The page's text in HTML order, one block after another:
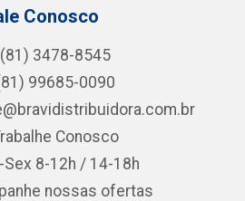
Conosco
(81) 3478-8545
99685-0090
Conosco
Sex 8-12h / 14-18h
nossas ofertas